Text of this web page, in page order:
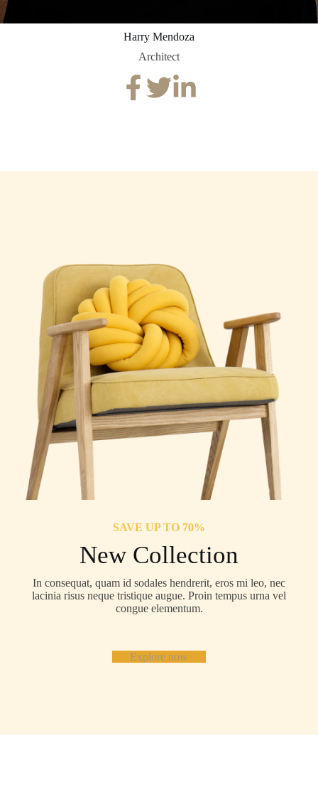
Harry Mendoza
Architect
SAVE UP TO 70%
New Collection
In consequat, quam id sodales hendrerit, eros mi leo, nec
lacinia risus neque tristique augue. Proin tempus urna vel
congue elementum.
Explore now